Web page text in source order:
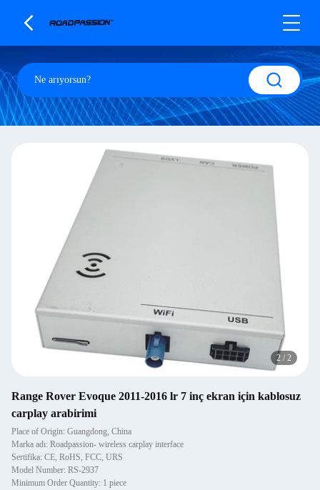
2 / 2
Range Rover Evoque 2011-2016 lr 7 inç ekran için kablosuz
carplay arabirimi
Place of Origin: Guangdong, China
Marka adı: Roadpassion- wireless carplay interface
Sertifika: CE, RoHS, FCC, URS
Model Number: RS-2937
Minimum Order Quantity: 1 piece